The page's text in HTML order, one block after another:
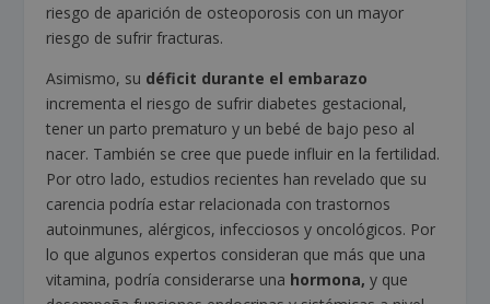
riesgo de aparición de osteoporosis con un mayor
riesgo de sufrir fracturas.
Asimismo, su déficit durante el embarazo
incrementa el riesgo de sufrir diabetes gestacional,
tener un parto prematuro y un bebé de bajo peso al
nacer. También se cree que puede influir en la fertilidad.
Por otro lado, estudios recientes han revelado que su
carencia podría estar relacionada con trastornos
autoinmunes, alérgicos, infecciosos y oncológicos. Por
lo que algunos expertos consideran que más que una
vitamina, podría considerarse una hormona, y que